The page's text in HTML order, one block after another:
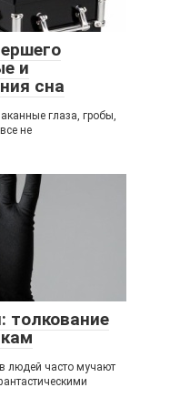
и
сна
глаза, гробы,
не
толкование
людей часто мучают